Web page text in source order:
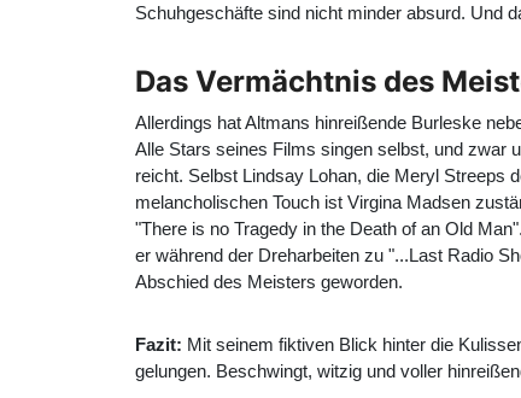
Schuhgeschäfte sind nicht minder absurd. Und
Das Vermächtnis des
Allerdings hat Altmans hinreißende Burleske
Alle Stars seines Films singen selbst, und zwar
reicht. Selbst Lindsay Lohan, die Meryl Streeps
melancholischen Touch ist Virgina Madsen
"There is no Tragedy in the Death of an Old
er während der Dreharbeiten zu "...Last Radio
Abschied des Meisters geworden.
Fazit: Mit seinem fiktiven Blick hinter die
gelungen. Beschwingt, witzig und voller